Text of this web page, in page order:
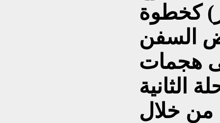
كخطوة
السفن
هجمات
الثانية
من خلال